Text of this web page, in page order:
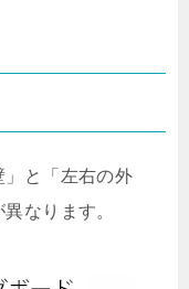
と「左右の外
なります。